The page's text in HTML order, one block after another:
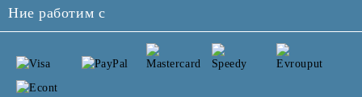
Ние работим с